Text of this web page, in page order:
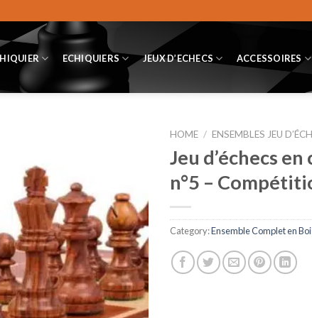
ECHIQUIERS JEUX D’ECHECS ACCESSOIRES
HOME / ENSEMBLES JEU
Jeu d’échecs
n°5 –
Category:Ensemble Complet en